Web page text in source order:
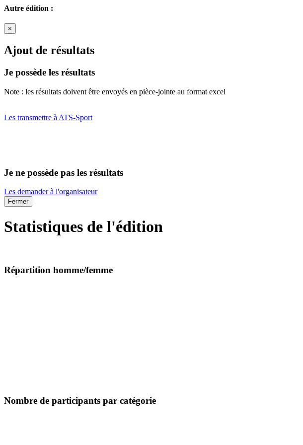
Autre édition :
×
Ajout de résultats
Je possède les résultats
Note : les résultats doivent être envoyés en pièce-jointe au format excel
Les transmettre à ATS-Sport
Je ne possède pas les résultats
Les demander à l'organisateur
Fermer
Statistiques de l'édition
Répartition homme/femme
Nombre de participants par catégorie